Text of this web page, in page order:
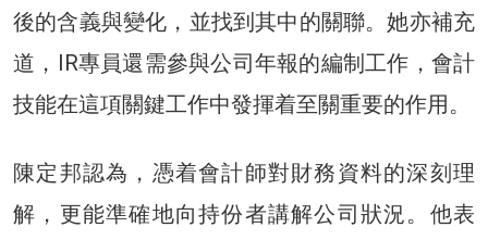
後的含義與變化，並找到其中的關聯。她亦補充
道，IR專員還需參與公司年報的編制工作，會計
技能在這項關鍵工作中發揮着至關重要的作用。
陳定邦認為，憑着會計師對財務資料的深刻理
解，更能準確地向持份者講解公司狀況。他表